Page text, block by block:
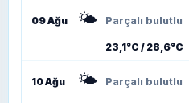
09 Ağu 🌤️ Parçalı bulutlu
23,1°C / 28,6°C
10 Ağu 🌤️ Parçalı bulutlu